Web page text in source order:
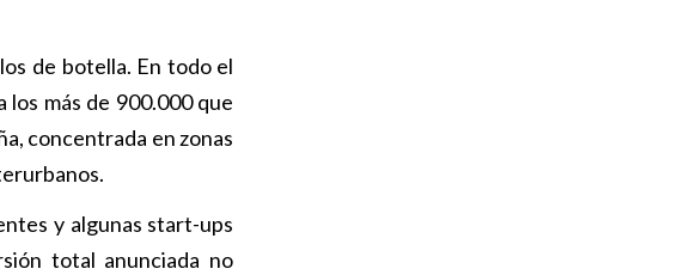
de botella. En todo el
más de 900.000 que
concentrada en zonas
y algunas start-ups
total anunciada no